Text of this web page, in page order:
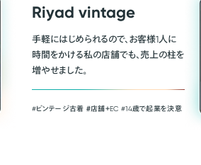
Riyad vintage
手軽にはじめられるので、お客様1人に
時間をかける私の店舗でも、売上の柱を
増やせました。
#ビンテージ古着 ＃店舗＋EC #14歳で起業を決意